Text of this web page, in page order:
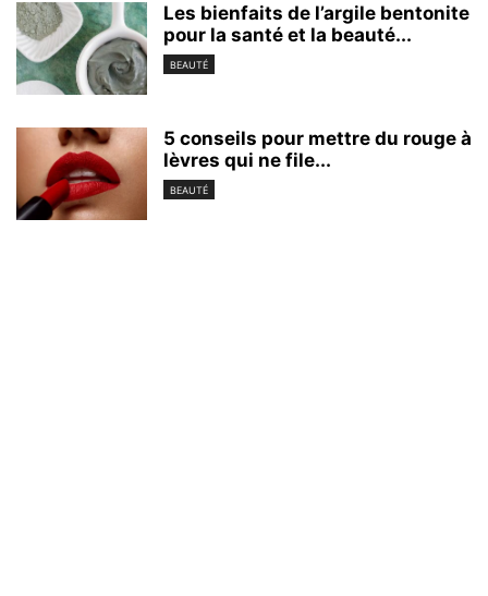
Les bienfaits de l’argile bentonite
pour la santé et la beauté...
BEAUTÉ
5 conseils pour mettre du rouge à
lèvres qui ne file...
BEAUTÉ